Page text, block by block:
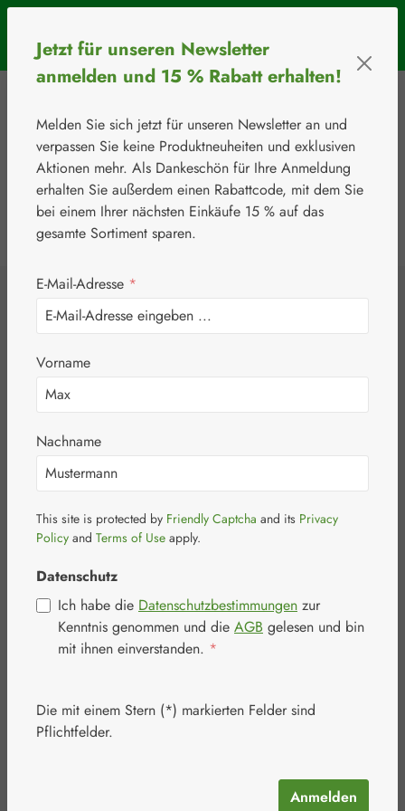
RabattcodeBIOS55 € Rabatt ab einem Warenkorbwert von 50 €.
Werkzeugleiste anzeigen
⚘ Handelsware Verbandsstoffe
Curapor®
Wundverband
steril 5 x 7 cm
Bildergalerie überspringen
Jetzt für unseren Newsletter
anmelden und 15 % Rabatt erhalten!
Melden Sie sich jetzt für unseren Newsletter an und
verpassen Sie keine Produktneuheiten und exklusiven
Aktionen mehr. Als Dankeschön für Ihre Anmeldung
erhalten Sie außerdem einen Rabattcode, mit dem Sie
bei einem Ihrer nächsten Einkäufe 15 % auf das
gesamte Sortiment sparen.
E-Mail-Adresse *
Vorname
Nachname
This site is protected by Friendly Captcha and its Privacy
Policy and Terms of Use apply.
Datenschutz
Ich habe die Datenschutzbestimmungen zur
Kenntnis genommen und die AGB gelesen und bin
mit ihnen einverstanden. *
Die mit einem Stern (*) markierten Felder sind
Pflichtfelder.
Anmelden